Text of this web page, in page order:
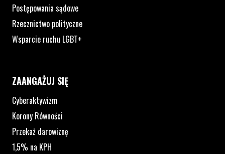
Postępowania sądowe
Rzecznictwo polityczne
Wsparcie ruchu LGBT+
ZAANGAŻUJ SIĘ
Cyberaktywizm
Korony Równości
Przekaż darowiznę
1,5% na KPH